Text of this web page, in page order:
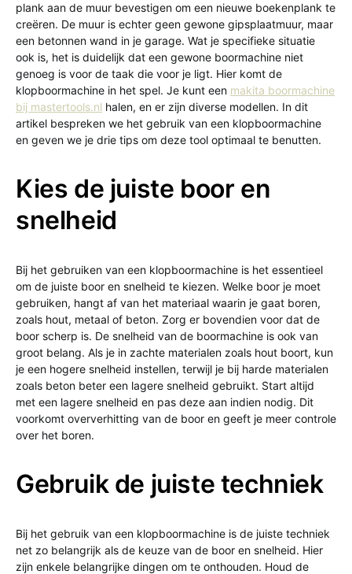
plank aan de muur bevestigen om een nieuwe boekenplank te
creëren. De muur is echter geen gewone gipsplaatmuur, maar
een betonnen wand in je garage. Wat je specifieke situatie
ook is, het is duidelijk dat een gewone boormachine niet
genoeg is voor de taak die voor je ligt. Hier komt de
klopboormachine in het spel. Je kunt een makita boormachine
bij mastertools.nl halen, en er zijn diverse modellen. In dit
artikel bespreken we het gebruik van een klopboormachine
en geven we je drie tips om deze tool optimaal te benutten.
Kies de juiste boor en
snelheid
Bij het gebruiken van een klopboormachine is het essentieel
om de juiste boor en snelheid te kiezen. Welke boor je moet
gebruiken, hangt af van het materiaal waarin je gaat boren,
zoals hout, metaal of beton. Zorg er bovendien voor dat de
boor scherp is. De snelheid van de boormachine is ook van
groot belang. Als je in zachte materialen zoals hout boort, kun
je een hogere snelheid instellen, terwijl je bij harde materialen
zoals beton beter een lagere snelheid gebruikt. Start altijd
met een lagere snelheid en pas deze aan indien nodig. Dit
voorkomt oververhitting van de boor en geeft je meer controle
over het boren.
Gebruik de juiste techniek
Bij het gebruik van een klopboormachine is de juiste techniek
net zo belangrijk als de keuze van de boor en snelheid. Hier
zijn enkele belangrijke dingen om te onthouden. Houd de